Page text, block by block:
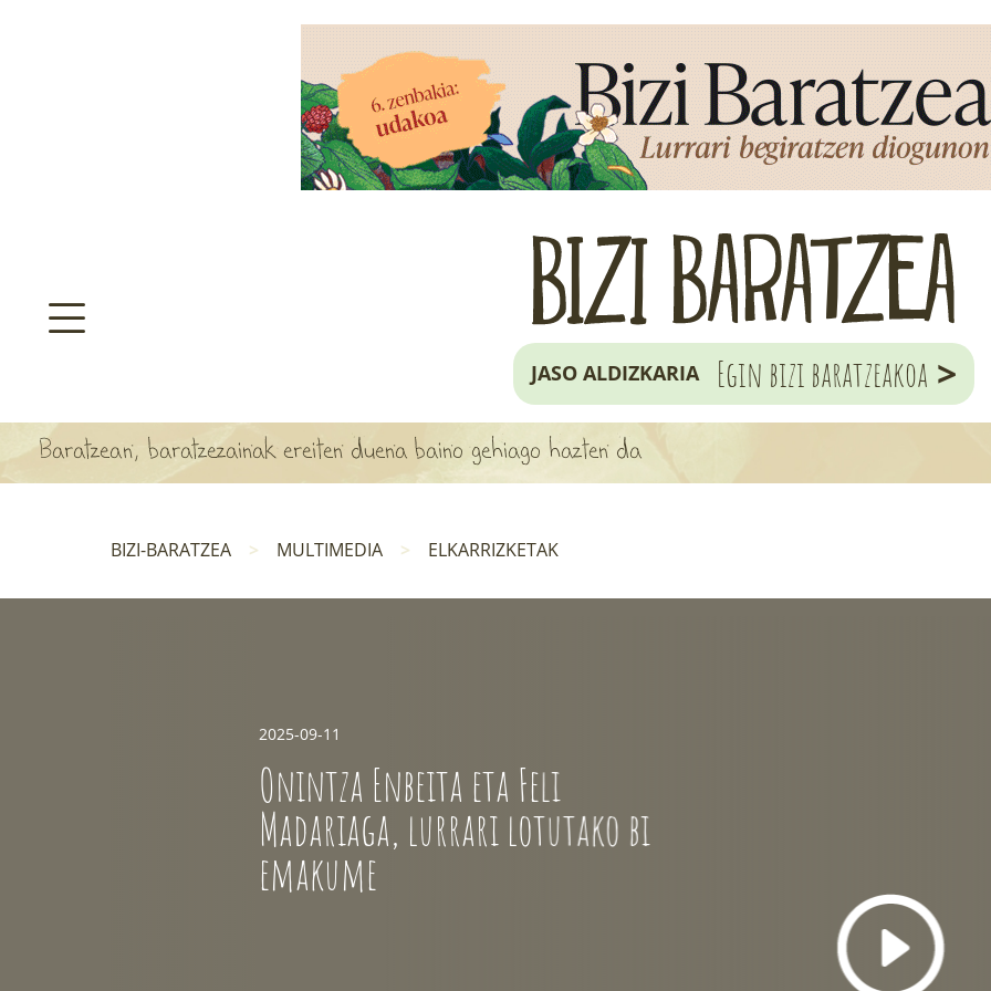
ARBOLA APARTEN MAPA
JASO ALDIZKARIA Egin bizi baratzeakoa >
Baratzean, baratzezainak ereiten duena baino gehiago hazten da
BIZI-BARATZEA MULTIMEDIA ELKARRIZKETAK
Onintza Enbeita eta Feli
Madariaga, lurrari lotutako bi